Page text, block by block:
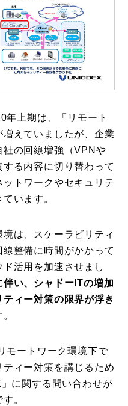
年上期は、「リモート
えていましたが、企業
の回線増強（VPNや
る内容に切り替わって
トワークやセキュリテ
います。
は、スケーラビリティ
整備に時間がかかって
活用を加速させまし
伴い、シャドーITの増加
ィー対策の限界が浮き
モートワーク環境下で
ィー対策を講じるため
に関する問い合わせが
。